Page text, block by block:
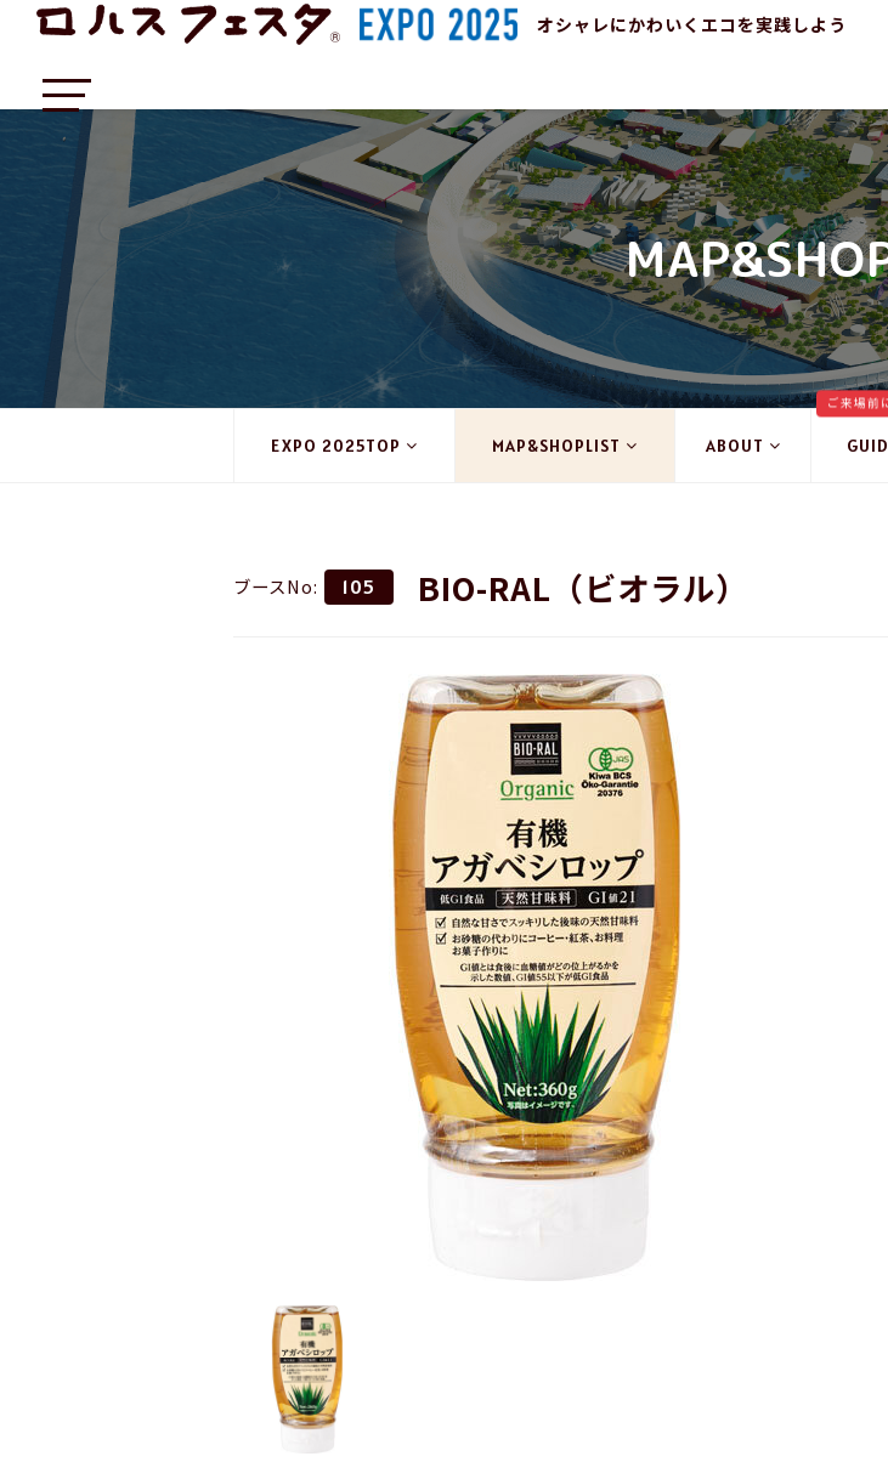
オシャレにかわいくエコを実践しよう
EXPO 2025TOP MAP&SHOPLIST ABOUT
ご来場前
ブースNo: 105 BIO-RAL（ビオラル）